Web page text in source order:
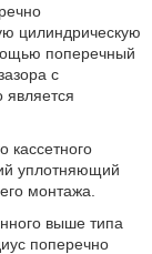
цилиндрическую
поперечный
с
является
кассетного
уплотняющий
монтажа.
выше типа
поперечно